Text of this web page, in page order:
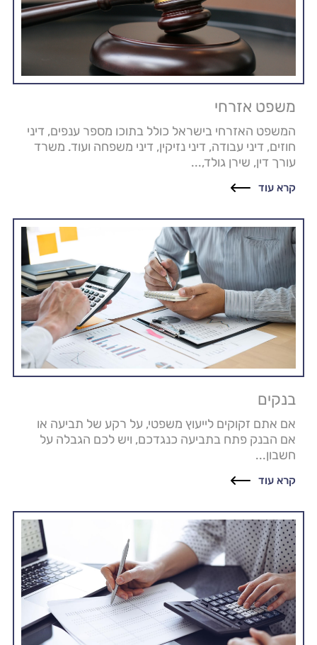
משפט אזרחי
המשפט האזרחי בישראל כולל בתוכו מספר ענפים, דיני
חוזים, דיני עבודה, דיני נזיקין, דיני משפחה ועוד. משרד
עורך דין, שירן גולד,...
קרא עוד
בנקים
אם אתם זקוקים לייעוץ משפטי, על רקע של תביעה או
אם הבנק פתח בתביעה כנגדכם, ויש לכם הגבלה על
חשבון...
קרא עוד